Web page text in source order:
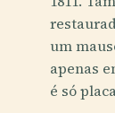
um
apenas
é só